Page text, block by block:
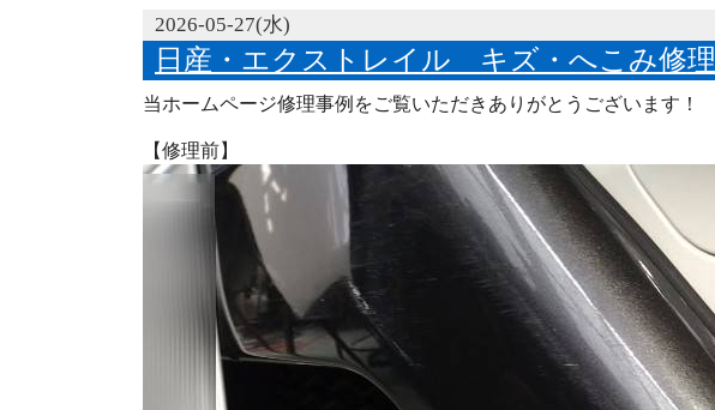
2026-05-27(水)
日産・エクストレイル キズ・へこみ修理
当ホームページ修理事例をご覧いただきありがとうございます！
【修理前】